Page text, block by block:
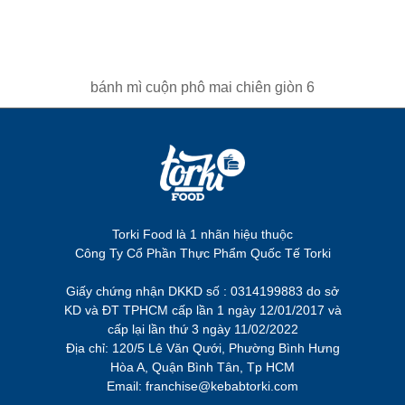
bánh mì cuộn phô mai chiên giòn 6
Torki Food là 1 nhãn hiệu thuộc
Công Ty Cổ Phần Thực Phẩm Quốc Tế Torki
Giấy chứng nhận DKKD số : 0314199883 do sở
KD và ĐT TPHCM cấp lần 1 ngày 12/01/2017 và
cấp lại lần thứ 3 ngày 11/02/2022
Địa chỉ: 120/5 Lê Văn Qưới, Phường Bình Hưng
Hòa A, Quận Bình Tân, Tp HCM
Email: franchise@kebabtorki.com